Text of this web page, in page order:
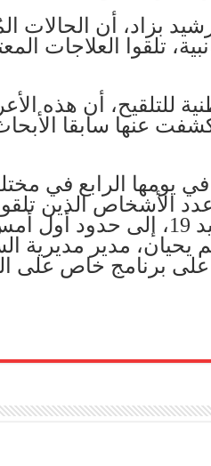
بزاد، أن الحالات
تلقوا العلاجات
للتلقيح، أن هذه
عنها سابقا
في يومها الرابع في
الأشخاص الذين
مدير مديرية
برنامج خاص على